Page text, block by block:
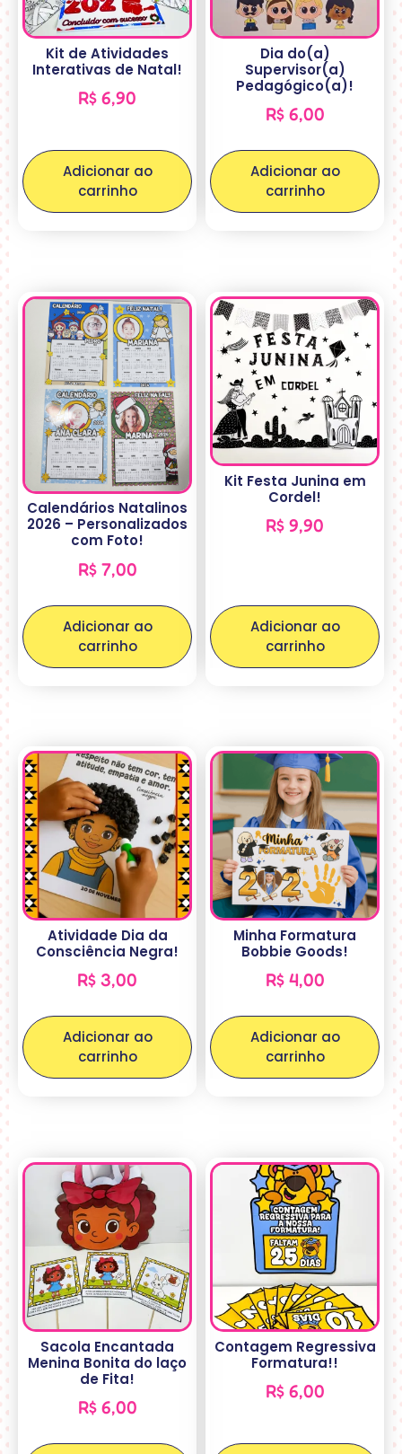
Kit de Atividades
Interativas de Natal!
R$ 6,90
Adicionar ao
carrinho
Dia do(a)
Supervisor(a)
Pedagógico(a)!
R$6,00
Adicionar ao
carrinho
Calendários Natalinos
2026 – Personalizados
com Foto!
R$7,00
Adicionar ao
carrinho
Kit Festa Junina em
Cordel!
R$ 9,90
Adicionar ao
carrinho
Atividade Dia da
Consciência Negra!
R$ 3,00
Adicionar ao
carrinho
Minha Formatura
Bobbie Goods!
R$4,00
Adicionar ao
carrinho
Sacola Encantada
Menina Bonita do laço
de Fita!
R$6,00
Contagem Regressiva
Formatura!!
R$6,00